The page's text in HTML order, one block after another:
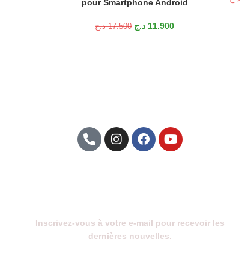
Tension d’entrée/courant: 5V / 2A
1 * Convertisseur
pour Smartphone Android
17.500 د.ج 11.900 د.ج
Inscrivez-vous à votre e-mail pour recevoir les
dernières nouvelles.